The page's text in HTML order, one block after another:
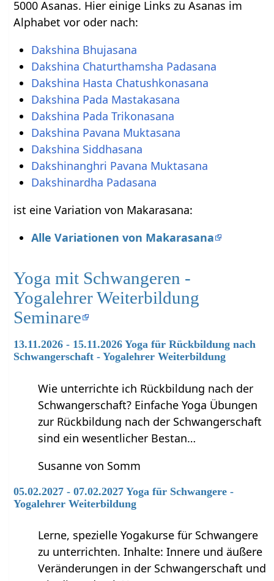
5000 Asanas. Hier einige Links zu Asanas im
Alphabet vor oder nach:
Dakshina Bhujasana
Dakshina Chaturthamsha Padasana
Dakshina Hasta Chatushkonasana
Dakshina Pada Mastakasana
Dakshina Pada Trikonasana
Dakshina Pavana Muktasana
Dakshina Siddhasana
Dakshinanghri Pavana Muktasana
Dakshinardha Padasana
ist eine Variation von Makarasana:
Alle Variationen von Makarasana
Yoga mit Schwangeren -
Yogalehrer Weiterbildung
Seminare
13.11.2026 - 15.11.2026 Yoga für Rückbildung nach
Schwangerschaft - Yogalehrer Weiterbildung
Wie unterrichte ich Rückbildung nach der
Schwangerschaft? Einfache Yoga Übungen
zur Rückbildung nach der Schwangerschaft
sind ein wesentlicher Bestan…
Susanne von Somm
05.02.2027 - 07.02.2027 Yoga für Schwangere -
Yogalehrer Weiterbildung
Lerne, spezielle Yogakurse für Schwangere
zu unterrichten. Inhalte: Innere und äußere
Veränderungen in der Schwangerschaft und